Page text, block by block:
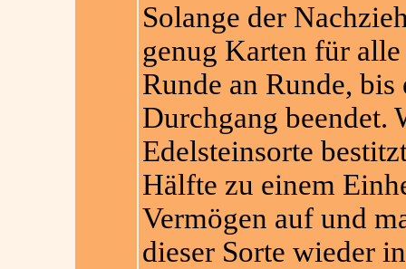
Solange der
genug Karten für
Runde an Runde,
Durchgang beendet.
Edelsteinsorte
Hälfte zu einem
Vermögen auf und
dieser Sorte wieder